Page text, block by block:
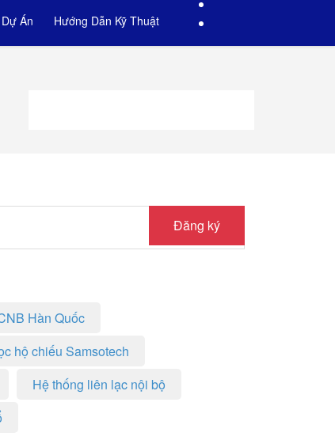
Dự Án Hướng Dẫn Kỹ Thuật
Đăng ký
Hàn Quốc
hộ chiếu Samsotech
Hệ thống liên lạc nội bộ